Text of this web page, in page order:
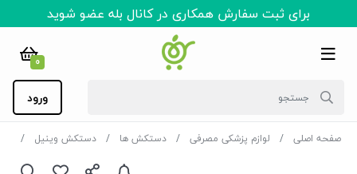
برای ثبت سفارش همکاری در کانال بله عضو شوید
0
ورود
صفحه اصلی لوازم پزشکی مصرفی دستکش ها دستکش وینیل